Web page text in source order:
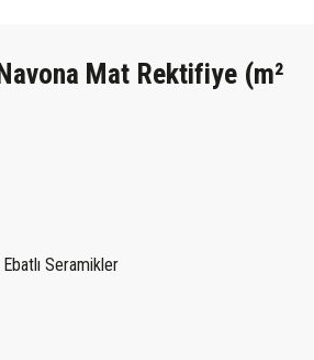
Mat Rektifiye (m²
Seramikler